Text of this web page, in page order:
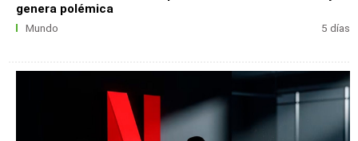
genera polémica
Mundo 5 días